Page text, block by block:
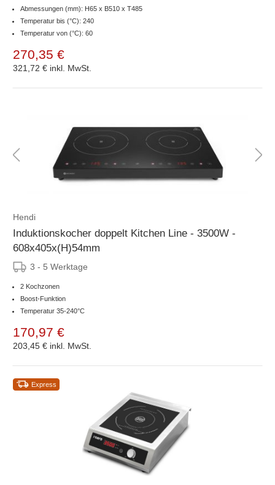
Abmessungen (mm): H65 x B510 x T485
Temperatur bis (°C): 240
Temperatur von (°C): 60
270,35 €
321,72 € inkl. MwSt.
Hendi
Induktionskocher doppelt Kitchen Line - 3500W -
608x405x(H)54mm
3 - 5 Werktage
2 Kochzonen
Boost-Funktion
Temperatur 35-240°C
170,97 €
203,45 € inkl. MwSt.
Express